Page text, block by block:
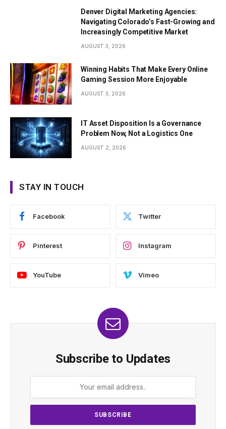
Denver Digital Marketing Agencies:
Navigating Colorado’s Fast-Growing and
Increasingly Competitive Market
AUGUST 3, 2026
Winning Habits That Make Every Online
Gaming Session More Enjoyable
AUGUST 3, 2026
IT Asset Disposition Is a Governance
Problem Now, Not a Logistics One
AUGUST 2, 2026
STAY IN TOUCH
Facebook Twitter
Pinterest Instagram
YouTube Vimeo
Subscribe to Updates